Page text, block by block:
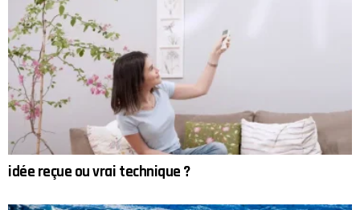
idée reçue ou vrai technique ?